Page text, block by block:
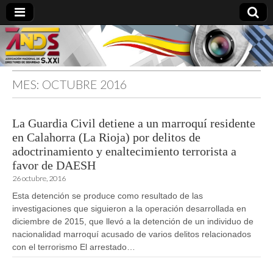
MES: OCTUBRE 2016
La Guardia Civil detiene a un marroquí residente
en Calahorra (La Rioja) por delitos de
adoctrinamiento y enaltecimiento terrorista a
favor de DAESH
26 octubre, 2016
Esta detención se produce como resultado de las
investigaciones que siguieron a la operación desarrollada en
diciembre de 2015, que llevó a la detención de un individuo de
nacionalidad marroquí acusado de varios delitos relacionados
con el terrorismo El arrestado…